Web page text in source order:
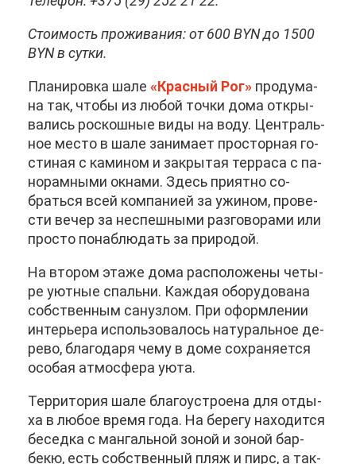
Сто­и­мость про­жи­ва­ния: от 600 BYN до 1500
BYN в сут­ки.
Пла­ни­ров­ка ша­ле «Крас­ный Рог» про­ду­ма­
на так, что­бы из лю­бой точ­ки до­ма от­кры­
ва­лись рос­кош­ные ви­ды на во­ду. Цен­траль­
ное ме­сто в ша­ле за­ни­ма­ет про­стор­ная го­
сти­ная с ка­ми­ном и за­кры­тая тер­ра­са с па­
но­рам­ны­ми ок­на­ми. Здесь при­ят­но со­
брать­ся всей ком­па­ни­ей за ужи­ном, про­ве­
сти ве­чер за неспеш­ны­ми раз­го­во­ра­ми или
про­сто по­на­блю­дать за при­ро­дой.
На вто­ром эта­же до­ма рас­по­ло­же­ны че­ты­
ре уют­ные спаль­ни. Каж­дая обо­ру­до­ва­на
соб­ствен­ным сан­уз­лом. При оформ­ле­нии
ин­те­рье­ра ис­поль­зо­ва­лось на­ту­раль­ное де­
ре­во, бла­го­да­ря че­му в до­ме со­хра­ня­ет­ся
осо­бая ат­мо­сфе­ра уюта.
Тер­ри­то­рия ша­ле бла­го­устро­е­на для от­ды­
ха в лю­бое вре­мя го­да. На бе­ре­гу на­хо­дит­ся
бе­сед­ка с ман­галь­ной зо­ной и зо­ной бар­
бекю, есть соб­ствен­ный пляж и пирс, а та­к­